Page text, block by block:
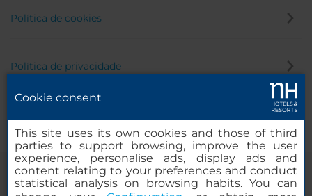
Política de cookies
Política de privacidade
Cookie consent
This site uses its own cookies and those of third
parties to support browsing, improve the user
experience, personalise ads, display ads and
content relating to your preferences and conduct
statistical analysis on browsing habits. You can